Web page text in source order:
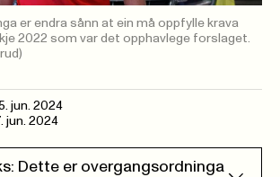
er endra sånn at ein må oppfylle krava
2022 som var det opphavlege forslaget.
jun. 2024
jun. 2024
Dette er overgangsordninga